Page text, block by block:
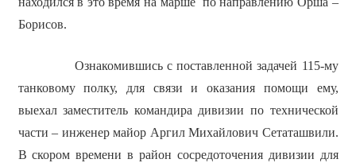
Борисов.
Ознакомившись с поставленной задачей 115-му
танковому полку, для связи и оказания помощи ему,
выехал заместитель командира дивизии по технической
части – инженер майор Аргил Михайлович Сетаташвили.
В скором времени в район сосредоточения дивизии для